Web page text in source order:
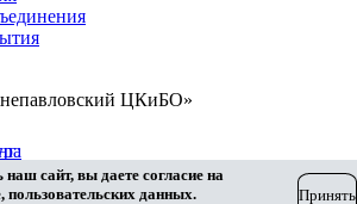
ЦКиБО»
сайт, вы даете согласие на
данных.
Принять